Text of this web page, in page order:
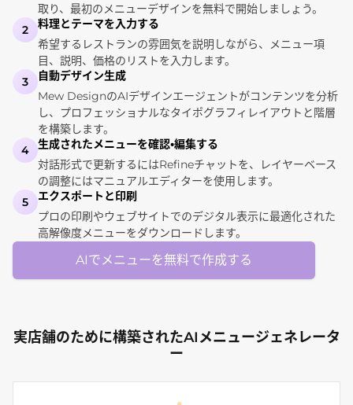
取り、最初のメニューデザインを無料で開始しましょう。
2
料理とテーマを入力する
希望するレストランの雰囲気を説明しながら、メニュー項
目、説明、価格のリストを入力します。
3
自動デザイン生成
Mew DesignのAIデザインエージェントがコンテンツを分析
し、プロフェッショナルなタイポグラフィレイアウトと階層
を構築します。
4
生成されたメニューを確認・編集する
対話形式で更新するにはRefineチャットを、レイヤーベース
の調整にはマニュアルエディターを使用します。
5
エクスポートと印刷
プロの印刷やウェブサイトでのデジタル表示に最適化された
高解像度メニューをダウンロードします。
AIでメニューを無料で作成する
実店舗のために構築されたAIメニュージェネレータ
ー